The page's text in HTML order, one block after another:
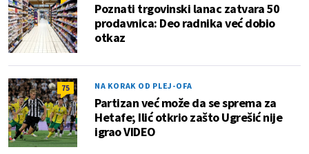
Poznati trgovinski lanac zatvara 50
prodavnica: Deo radnika već dobio
otkaz
75 NA KORAK OD PLEJ-OFA
Partizan već može da se sprema za
Hetafe; Ilić otkrio zašto Ugrešić nije
igrao VIDEO